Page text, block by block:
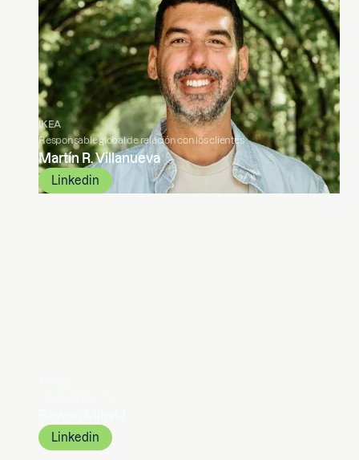
IKEA
Responsable global de relación con los clientes
Martín R. Villanueva
Linkedin
Linkedin